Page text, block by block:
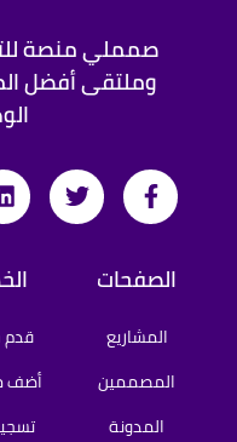
صمملي منصة
وملتقى أفضل
الصفحات
المشاريع
المصممين
المدونة
قدم
أضف